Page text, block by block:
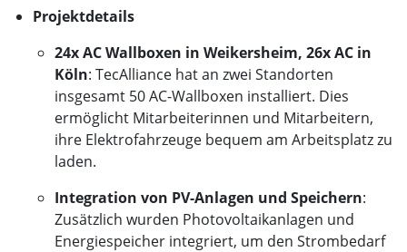
Projektdetails
24x AC Wallboxen in Weikersheim, 26x AC in
Köln: TecAlliance hat an zwei Standorten
insgesamt 50 AC-Wallboxen installiert. Dies
ermöglicht Mitarbeiterinnen und Mitarbeitern,
ihre Elektrofahrzeuge bequem am Arbeitsplatz zu
laden.
Integration von PV-Anlagen und Speichern:
Zusätzlich wurden Photovoltaikanlagen und
Energiespeicher integriert, um den Strombedarf